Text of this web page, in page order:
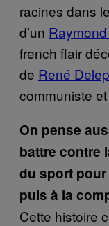
racines dans
d’un
french flair
de René
communiste
On pense
battre contre
du sport
puis à la
Cette histoire